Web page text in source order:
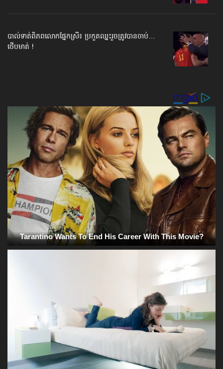
បាល់ទាត់​ពិភពលោក​ផ្នែកស្រី៖ ប្រកួតឈ្នះរួច​ត្រូវបានចាប់…
ថើបមាត់ !